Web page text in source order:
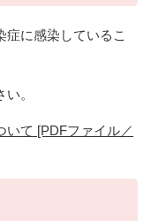
に感染しているこ
。
いて [PDFファイル／